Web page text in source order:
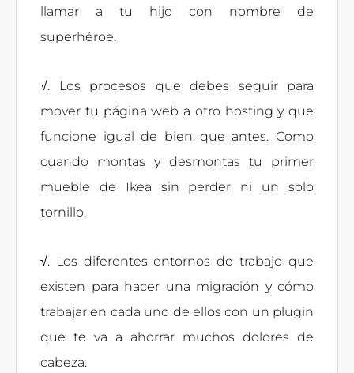
llamar a tu hijo con nombre de
superhéroe.
√. Los procesos que debes seguir para
mover tu página web a otro hosting y que
funcione igual de bien que antes. Como
cuando montas y desmontas tu primer
mueble de Ikea sin perder ni un solo
tornillo.
√. Los diferentes entornos de trabajo que
existen para hacer una migración y cómo
trabajar en cada uno de ellos con un plugin
que te va a ahorrar muchos dolores de
cabeza.